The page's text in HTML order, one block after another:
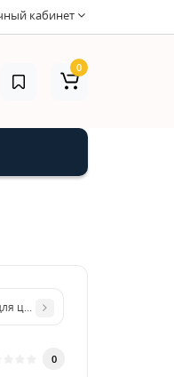
кабинет
0
цилиндра Stublina 1031.02
0